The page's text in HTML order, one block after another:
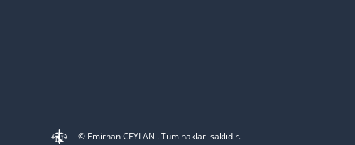
© Emirhan CEYLAN . Tüm hakları saklıdır.